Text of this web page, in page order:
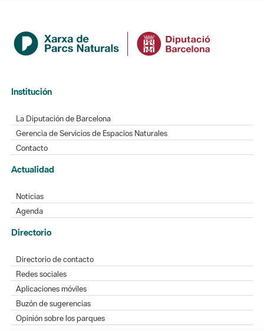
Institución
La Diputación de Barcelona
Gerencia de Servicios de Espacios Naturales
Contacto
Actualidad
Noticias
Agenda
Directorio
Directorio de contacto
Redes sociales
Aplicaciones móviles
Buzón de sugerencias
Opinión sobre los parques